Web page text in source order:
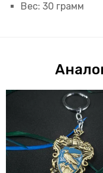
Вес: 30 грамм